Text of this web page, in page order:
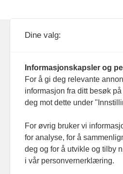
093 182
Dine valg:
Informasjonskapsler og
For å gi deg relevante
informasjon fra ditt besøk
deg mot dette under
For øvrig bruker vi
for analyse, for å
deg og for å utvikle og tilby
i vår personvernerklæring.